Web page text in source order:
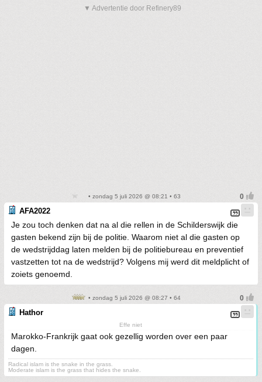
▼ Advertentie door Refinery89
• zondag 5 juli 2026 @ 08:21 • 63
AFA2022
Je zou toch denken dat na al die rellen in de Schilderswijk die
gasten bekend zijn bij de politie. Waarom niet al die gasten op
de wedstrijddag laten melden bij de politiebureau en preventief
vastzetten tot na de wedstrijd? Volgens mij werd dit meldplicht of
zoiets genoemd.
• zondag 5 juli 2026 @ 08:27 • 64
Hathor
Effe niet
Marokko-Frankrijk gaat ook gezellig worden over een paar
dagen.
Radical islam is the snake in the grass.
Moderate islam is the grass that hides the snake.